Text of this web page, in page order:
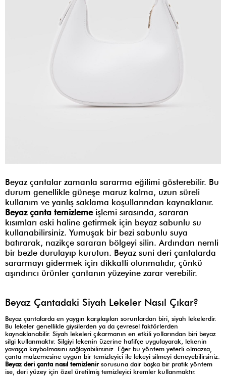
Beyaz çantalar zamanla sararma eğilimi gösterebilir. Bu
durum genellikle güneşe maruz kalma, uzun süreli
kullanım ve yanlış saklama koşullarından kaynaklanır.
Beyaz çanta temizlemeişlemi sırasında, sararan
kısımları eski haline getirmek için beyaz sabunlu su
kullanabilirsiniz. Yumuşak bir bezi sabunlu suya
batırarak, nazikçe sararan bölgeyi silin. Ardından nemli
bir bezle durulayıp kurutun. Beyaz suni deri çantalarda
sararmayı gidermek için dikkatli olunmalıdır, çünkü
aşındırıcı ürünler çantanın yüzeyine zarar verebilir.
Beyaz Çantadaki Siyah Lekeler Nasıl Çıkar?
Beyaz çantalarda en yaygın karşılaşılan sorunlardan biri, siyah lekelerdir.
Bu lekeler genellikle giysilerden ya da çevresel faktörlerden
kaynaklanabilir. Siyah lekeleri çıkarmanın en etkili yollarından biri beyaz
silgi kullanmaktır. Silgiyi lekenin üzerine hafifçe uygulayarak, lekenin
yavaşça kaybolmasını sağlayabilirsiniz. Eğer bu yöntem yeterli olmazsa,
çanta malzemesine uygun bir temizleyici ile lekeyi silmeyi deneyebilirsiniz.
Beyaz deri çanta nasıl temizlenirsorusuna dair başka bir pratik yöntem
ise, deri yüzey için özel üretilmiş temizleyici kremler kullanmaktır.